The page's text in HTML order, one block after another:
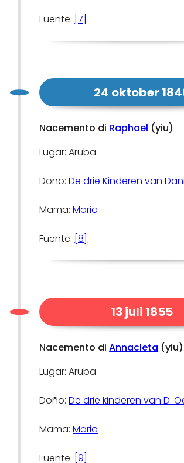
Fuente: [7]
24 oktober
Nacemento di Raphael (yiu)
Lugar: Aruba
Doño:De drie Kinderen van
Mama:Maria
Fuente: [8]
13 juli 1855
Nacemento diAnnacleta (yiu)
Lugar: Aruba
Doño:De drie kinderen van D.
Mama:Maria
Fuente: [9]